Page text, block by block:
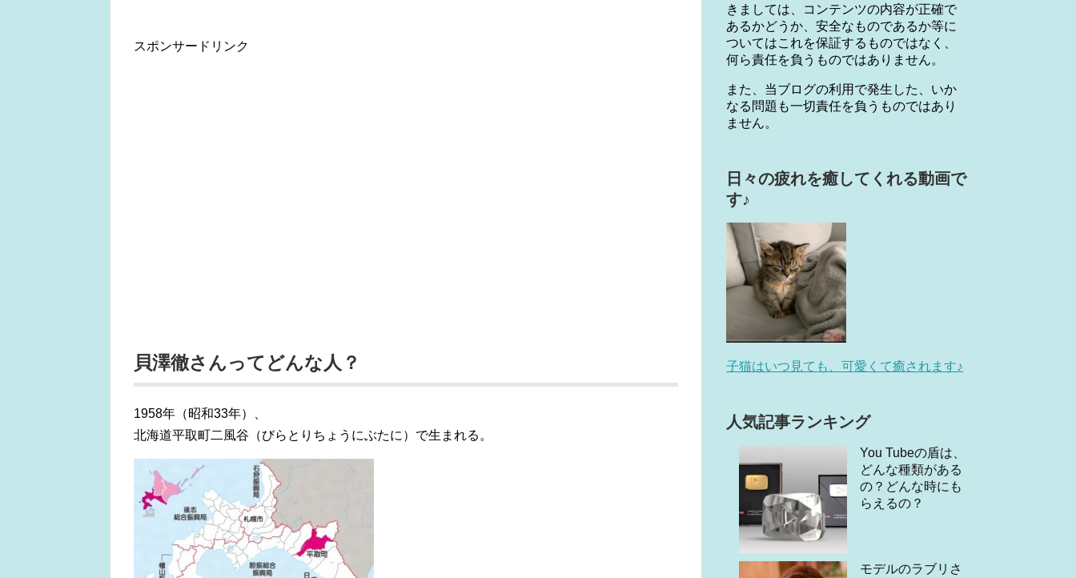
スポンサードリンク
貝澤徹さんってどんな人？
1958年（昭和33年）、
北海道平取町二風谷（びらとりちょうにぶたに）で生まれる。
きましては、コンテンツの内容が正確で
あるかどうか、安全なものであるか等に
ついてはこれを保証するものではなく、
何ら責任を負うものではありません。
また、当ブログの利用で発生した、いか
なる問題も一切責任を負うものではあり
ません。
日々の疲れを癒してくれる動画で
す♪
子猫はいつ見ても、可愛くて癒されます♪
人気記事ランキング
You Tubeの盾は、
どんな種類がある
の？どんな時にも
らえるの？
モデルのラブリさ